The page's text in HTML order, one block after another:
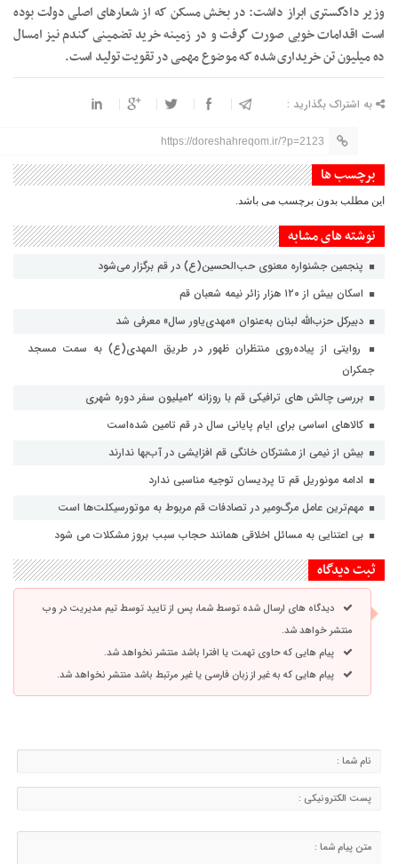
وزیر دادگستری ابراز داشت: در بخش مسکن که از شعارهای اصلی دولت بوده
است اقدامات خوبی صورت گرفت و در زمینه خرید تضمینی گندم نیز امسال
ده میلیون تن خریداری شده که موضوع مهمی در تقویت تولید است.
به اشتراک بگذارید :
https://doreshahreqom.ir/?p=2123
برچسب ها
این مطلب بدون برچسب می باشد.
نوشته های مشابه
پنجمین جشنواره معنوی حب‌الحسین(ع) در قم برگزار می‌شود
اسکان بیش از ۱۲۰ هزار زائر نیمه شعبان قم
دبیرکل حزب‌الله لبنان به‌عنوان «مهدی‌یاور سال» معرفی شد
روایتی از پیاده‌روی منتظران ظهور در طریق المهدی(ع) به سمت مسجد
جمکران
بررسی چالش های ترافیکی قم با روزانه ۲میلیون سفر دوره شهری
کالاهای اساسی برای ایام پایانی سال در قم تامین شده‌است
بیش از نیمی از مشترکان خانگی قم افزایشی در آب‌بها ندارند
ادامه مونوریل قم تا پردیسان توجیه مناسبی ندارد
مهم‌ترین عامل مرگ‌ومیر در تصادفات قم مربوط به موتورسیکلت‌ها است
بی اعتنایی به مسائل اخلاقی همانند حجاب سبب بروز مشکلات می شود
ثبت دیدگاه
دیدگاه های ارسال شده توسط شما، پس از تایید توسط تیم مدیریت در وب
منتشر خواهد شد.
پیام هایی که حاوی تهمت یا افترا باشد منتشر نخواهد شد.
پیام هایی که به غیر از زبان فارسی یا غیر مرتبط باشد منتشر نخواهد شد.